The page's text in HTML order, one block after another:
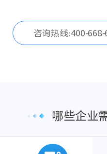
咨询热线:400-668-
哪些企业